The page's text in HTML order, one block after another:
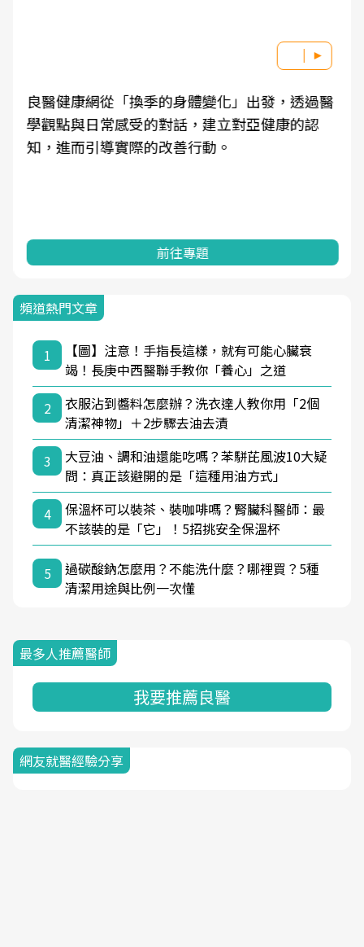
良醫健康網從「換季的身體變化」出發，透過醫
學觀點與日常感受的對話，建立對亞健康的認
知，進而引導實際的改善行動。
前往專題
頻道熱門文章
1
【圖】注意！手指長這樣，就有可能心臟衰
竭！長庚中西醫聯手教你「養心」之道
2
衣服沾到醬料怎麼辦？洗衣達人教你用「2個
清潔神物」＋2步驟去油去漬
3
大豆油、調和油還能吃嗎？苯駢芘風波10大疑
問：真正該避開的是「這種用油方式」
4
保溫杯可以裝茶、裝咖啡嗎？腎臟科醫師：最
不該裝的是「它」！5招挑安全保溫杯
5
過碳酸鈉怎麼用？不能洗什麼？哪裡買？5種
清潔用途與比例一次懂
最多人推薦醫師
我要推薦良醫
網友就醫經驗分享